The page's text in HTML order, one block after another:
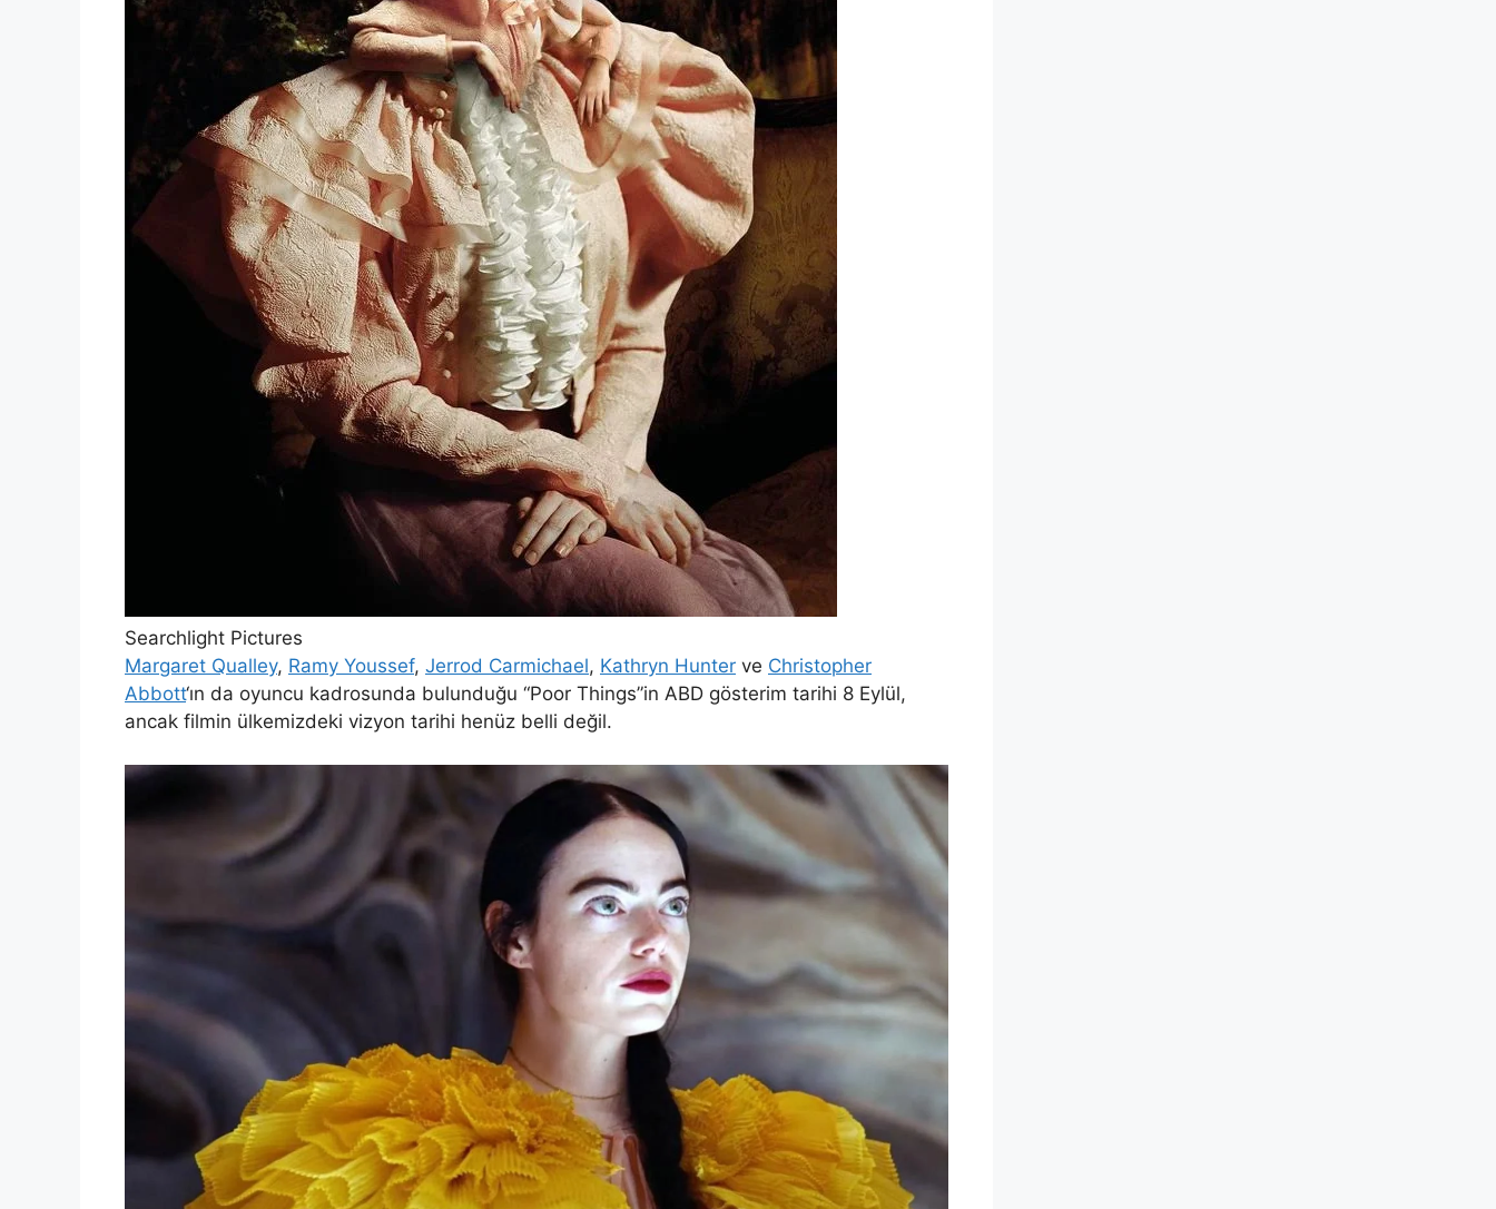
Searchlight Pictures
Margaret Qualley, Ramy Youssef, Jerrod Carmichael, Kathryn Hunter ve Christopher
Abbott‘ın da oyuncu kadrosunda bulunduğu “Poor Things”in ABD gösterim tarihi 8 Eylül,
ancak filmin ülkemizdeki vizyon tarihi henüz belli değil.